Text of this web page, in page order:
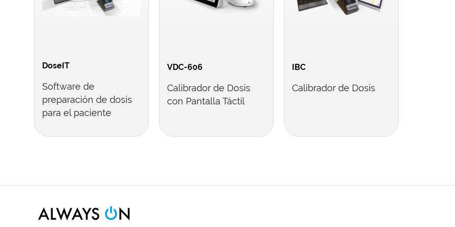
DoseIT
Software de
preparación de dosis
para el paciente
VDC-606
Calibrador de Dosis
con Pantalla Táctil
IBC
Calibrador de Dosis